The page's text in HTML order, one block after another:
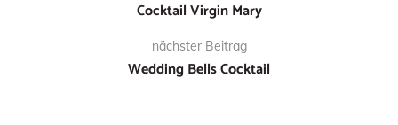
Cocktail Virgin Mary
nächster Beitrag
Wedding Bells Cocktail